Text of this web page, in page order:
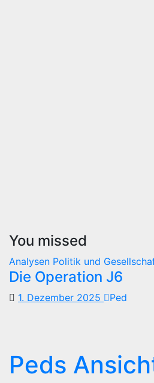
You missed
Analysen Politik und
Die Operation J6
1. Dezember 2025 Ped
Peds